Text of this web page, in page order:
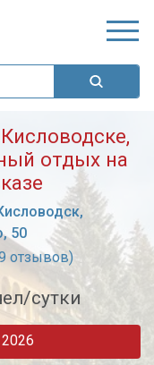
отдых на
50
отзывов)
сутки